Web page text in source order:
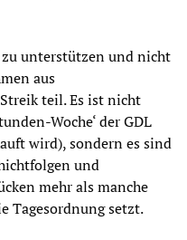
unterstützen und nicht
aus
teil. Es ist nicht
Woche‘ der GDL
wird), sondern es sind
und
mehr als manche
Tagesordnung setzt.